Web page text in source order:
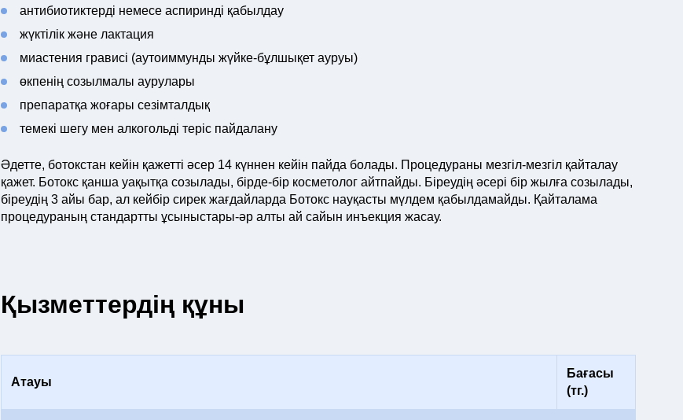
антибиотиктерді немесе аспиринді қабылдау
жүктілік және лактация
миастения грависі (аутоиммунды жүйке-бұлшықет ауруы)
өкпенің созылмалы аурулары
препаратқа жоғары сезімталдық
темекі шегу мен алкогольді теріс пайдалану
Әдетте, ботокстан кейін қажетті әсер 14 күннен кейін пайда болады. Процедураны мезгіл-мезгіл қайталау
қажет. Ботокс қанша уақытқа созылады, бірде-бір косметолог айтпайды. Біреудің әсері бір жылға созылады,
біреудің 3 айы бар, ал кейбір сирек жағдайларда Ботокс науқасты мүлдем қабылдамайды. Қайталама
процедураның стандартты ұсыныстары-әр алты ай сайын инъекция жасау.
Қызметтердің құны
Атауы
Бағасы
(тг.)